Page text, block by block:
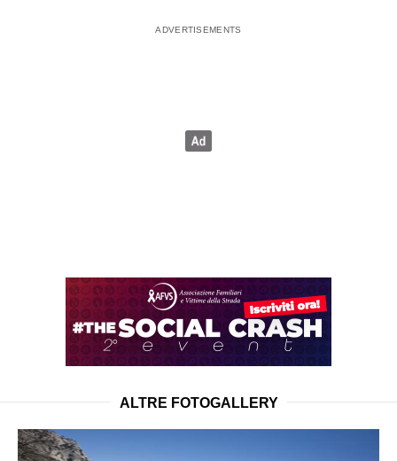
ALTRE FOTOGALLERY